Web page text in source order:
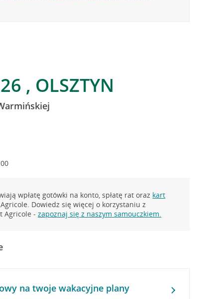
, OLSZTYN
wpłatę gotówki na konto, spłatę rat oraz kart
Dowiedz się więcej o korzystaniu z
Agricole -zapoznaj się z naszym samouczkiem.
na twoje wakacyjne plany